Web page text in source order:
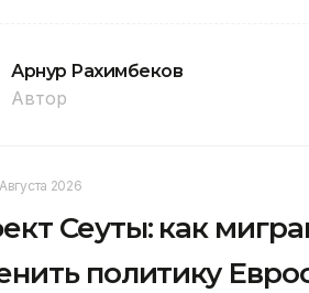
Арнур Рахимбеков
Автор
2026
Сеуты: как
политику